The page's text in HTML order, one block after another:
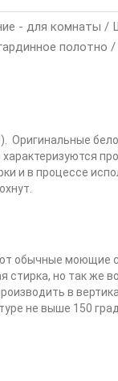
- для комнаты
полотно
Оригинальные
и в процессе
обычные моющие
стирка, но так же
в
не выше 150